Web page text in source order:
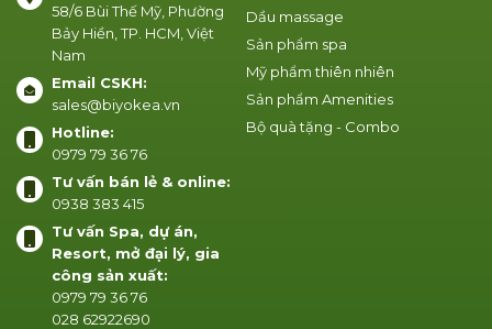
Dầu massage
Sản phẩm spa
Mỹ phẩm thiên nhiên
Sản phẩm Amenities
Bộ quà tặng - Combo
58/6 Bùi Thế Mỹ, Phường
Bảy Hiền, TP. HCM, Việt
Nam
Email CSKH:
sales@biyokea.vn
Hotline:
0979 79 36 76
Tư vấn bán lẻ & online:
0938 383 415
Tư vấn Spa, dự án,
Resort, mở đại lý, gia
công sản xuất:
0979 79 36 76
028 62922690